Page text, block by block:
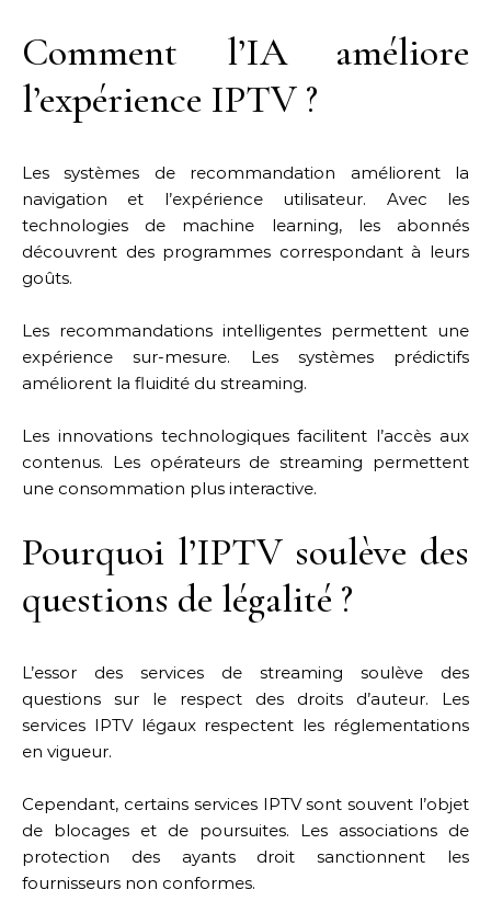
Comment l’IA améliore
l’expérience IPTV ?
Les systèmes de recommandation améliorent la
navigation et l’expérience utilisateur. Avec les
technologies de machine learning, les abonnés
découvrent des programmes correspondant à leurs
goûts.
Les recommandations intelligentes permettent une
expérience sur-mesure. Les systèmes prédictifs
améliorent la fluidité du streaming.
Les innovations technologiques facilitent l’accès aux
contenus. Les opérateurs de streaming permettent
une consommation plus interactive.
Pourquoi l’IPTV soulève des
questions de légalité ?
L’essor des services de streaming soulève des
questions sur le respect des droits d’auteur. Les
services IPTV légaux respectent les réglementations
en vigueur.
Cependant, certains services IPTV sont souvent l’objet
de blocages et de poursuites. Les associations de
protection des ayants droit sanctionnent les
fournisseurs non conformes.